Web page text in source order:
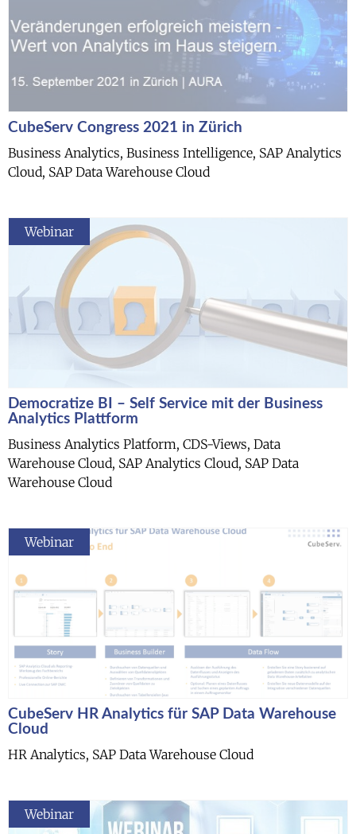
CubeServ Congress 2021 in Zürich
Business Analytics, Business Intelligence, SAP Analytics
Cloud, SAP Data Warehouse Cloud
Webinar
Democratize BI – Self Service mit der Business
Analytics Plattform
Business Analytics Platform, CDS-Views, Data
Warehouse Cloud, SAP Analytics Cloud, SAP Data
Warehouse Cloud
Webinar
CubeServ HR Analytics für SAP Data Warehouse
Cloud
HR Analytics, SAP Data Warehouse Cloud
Webinar